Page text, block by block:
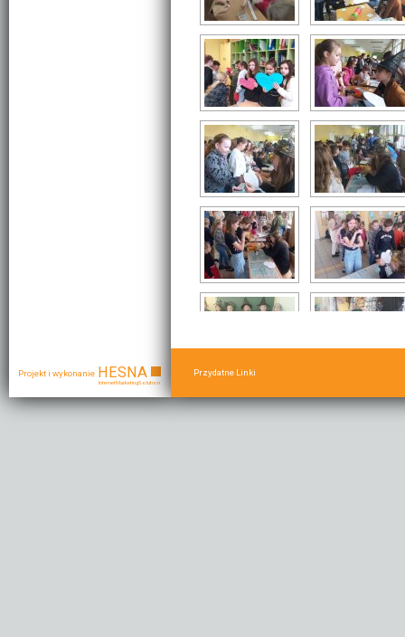
Projekt i wykonanie HESNA
Internet Marketing Solution
Przydatne Linki